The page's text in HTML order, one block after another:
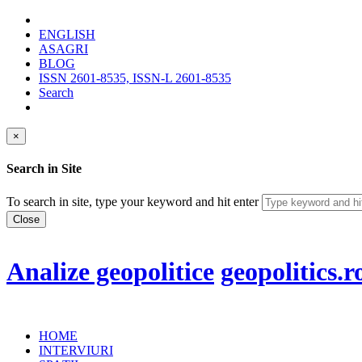
ENGLISH
ASAGRI
BLOG
ISSN 2601-8535, ISSN-L 2601-8535
Search
×
Search in Site
To search in site, type your keyword and hit enter
Close
Analize geopolitice
HOME
INTERVIURI